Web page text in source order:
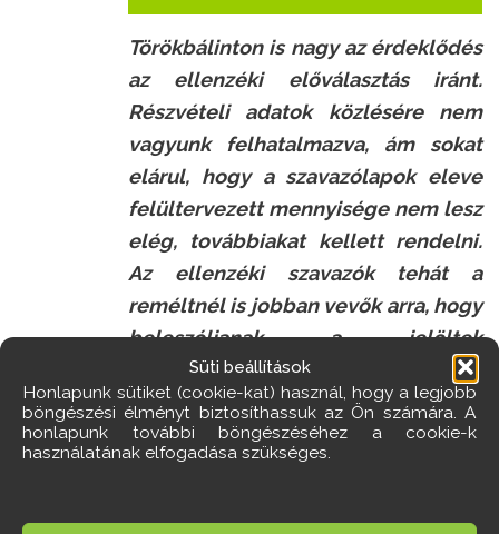
Süti beállítások
Honlapunk sütiket (cookie-kat) használ, hogy a legjobb
böngészési élményt biztosíthassuk az Ön számára. A
honlapunk további böngészéséhez a cookie-k
használatának elfogadása szükséges.
Törökbálinton is nagy az érdeklődés
az ellenzéki előválasztás iránt.
Részvételi adatok közlésére nem
vagyunk felhatalmazva, ám sokat
elárul, hogy a szavazólapok eleve
felültervezett mennyisége nem lesz
elég, továbbiakat kellett rendelni.
Az ellenzéki szavazók tehát a
reméltnél is jobban vevők arra, hogy
beleszóljanak a jelöltek
kiválasztásába. A mozgósítás
képessége döntővé válhat, ezért is
javasoljuk mindenkinek, hogy már
ez alkalommal is éljen a